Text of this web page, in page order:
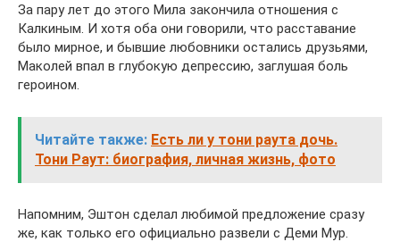
За пару лет до этого Мила закончила отношения с
Калкиным. И хотя оба они говорили, что расставание
было мирное, и бывшие любовники остались друзьями,
Маколей впал в глубокую депрессию, заглушая боль
героином.
Читайте также: Есть ли у тони раута дочь.
Тони Раут: биография, личная жизнь, фото
Напомним, Эштон сделал любимой предложение сразу
же, как только его официально развели с Деми Мур.